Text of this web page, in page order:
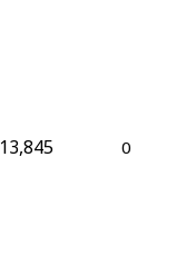
0
13,845